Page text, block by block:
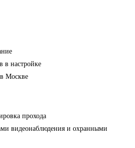
в настройке
Москве
прохода
видеонаблюдения и охранными